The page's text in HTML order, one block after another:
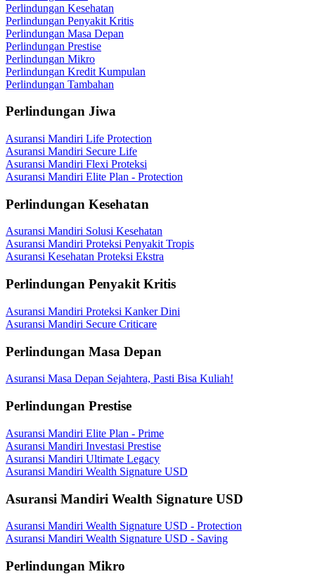
Perlindungan Kesehatan
Perlindungan Penyakit Kritis
Perlindungan Masa Depan
Perlindungan Prestise
Perlindungan Mikro
Perlindungan Kredit Kumpulan
Perlindungan Tambahan
Perlindungan Jiwa
Asuransi Mandiri Life Protection
Asuransi Mandiri Secure Life
Asuransi Mandiri Flexi Proteksi
Asuransi Mandiri Elite Plan - Protection
Perlindungan Kesehatan
Asuransi Mandiri Solusi Kesehatan
Asuransi Mandiri Proteksi Penyakit Tropis
Asuransi Kesehatan Proteksi Ekstra
Perlindungan Penyakit Kritis
Asuransi Mandiri Proteksi Kanker Dini
Asuransi Mandiri Secure Criticare
Perlindungan Masa Depan
Asuransi Masa Depan Sejahtera, Pasti Bisa Kuliah!
Perlindungan Prestise
Asuransi Mandiri Elite Plan - Prime
Asuransi Mandiri Investasi Prestise
Asuransi Mandiri Ultimate Legacy
Asuransi Mandiri Wealth Signature USD
Asuransi Mandiri Wealth Signature USD
Asuransi Mandiri Wealth Signature USD - Protection
Asuransi Mandiri Wealth Signature USD - Saving
Perlindungan Mikro